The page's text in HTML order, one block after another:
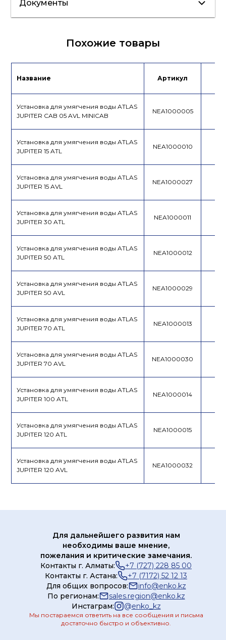
Документы
Декларация
Лист данных
Похожие товары
Название Артикул
Установка для умягчения воды ATLAS
JUPITER CAB 05 AVL MINICAB
NEA1000005
Установка для умягчения воды ATLAS
JUPITER 15 ATL
NEA1000010
Установка для умягчения воды ATLAS
JUPITER 15 AVL
NEA1000027
Установка для умягчения воды ATLAS
JUPITER 30 ATL
NEA1000011
Установка для умягчения воды ATLAS
JUPITER 50 ATL
NEA1000012
Установка для умягчения воды ATLAS
JUPITER 50 AVL
NEA1000029
Установка для умягчения воды ATLAS
JUPITER 70 ATL
NEA1000013
Установка для умягчения воды ATLAS
JUPITER 70 AVL
NEA1000030
Установка для умягчения воды ATLAS
JUPITER 100 ATL
NEA1000014
Установка для умягчения воды ATLAS
JUPITER 120 ATL
NEA1000015
Установка для умягчения воды ATLAS
JUPITER 120 AVL
NEA1000032
Для дальнейшего развития нам
необходимы ваше мнение,
пожелания и критические замечания.
Контакты г. Алматы:
+7 (727) 228 85 00
Контакты г. Астана:
+7 (7172) 52 12 13
Для общих вопросов:
info@enko.kz
По регионам:
sales.region@enko.kz
Инстаграм:
@enko_kz
Мы постараемся ответить на все сообщения и письма
достаточно быстро и объективно.